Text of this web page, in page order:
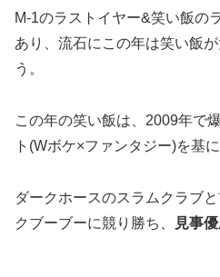
M-1のラストイヤー&笑い飯の
あり、流石にこの年は笑い飯
う。
この年の笑い飯は、2009年で
ト(Wボケ×ファンタジー)を基
ダークホースのスラムクラブ
クブーブーに競り勝ち、
見事